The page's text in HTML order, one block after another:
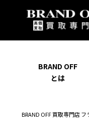
BRAND OFF
とは
BRAND OFF 買取専門店